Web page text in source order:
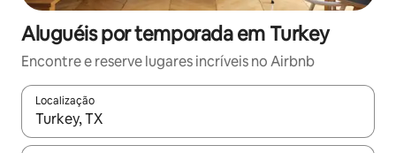
Aluguéis por temporada em Turkey
Encontre e reserve lugares incríveis no Airbnb
Localização
Quando os resultados estiverem disponíveis, explore-os